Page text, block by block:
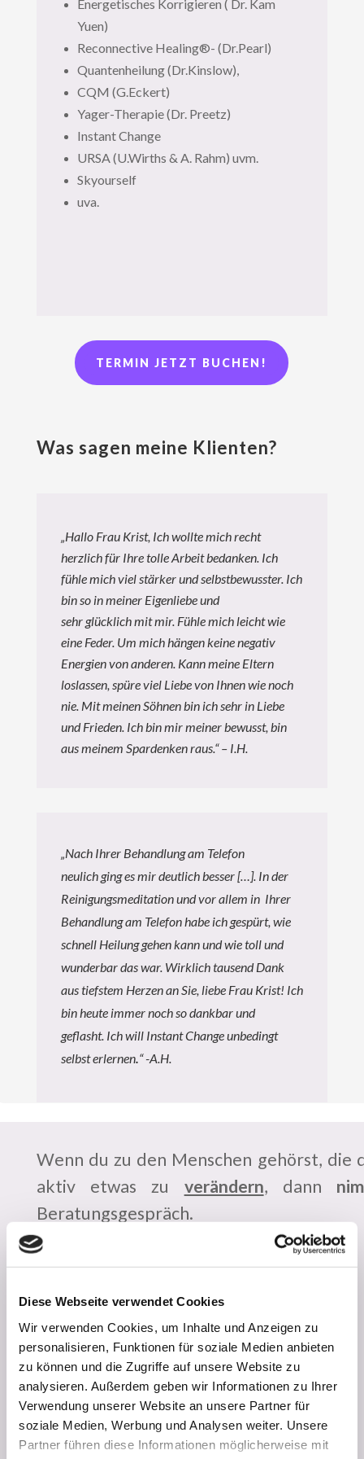
Diese Webseite verwendet Cookies
Wir verwenden Cookies, um Inhalte und Anzeigen zu
personalisieren, Funktionen für soziale Medien anbieten
zu können und die Zugriffe auf unsere Website zu
analysieren. Außerdem geben wir Informationen zu Ihrer
Verwendung unserer Website an unsere Partner für
soziale Medien, Werbung und Analysen weiter. Unsere
Partner führen diese Informationen möglicherweise mit
Energetisches Korrigieren ( Dr. Kam
Yuen)
Reconnective Healing®- (Dr.Pearl)
Quantenheilung (Dr.Kinslow),
CQM (G.Eckert)
Yager-Therapie (Dr. Preetz)
Instant Change
URSA (U.Wirths & A. Rahm) uvm.
Skyourself
uva.
TERMIN JETZT BUCHEN!
Was sagen meine Klienten?
„Hallo Frau Krist, Ich wollte mich recht
herzlich für Ihre tolle Arbeit bedanken. Ich
fühle mich viel stärker und selbstbewusster. Ich
bin so in meiner Eigenliebe und
sehr glücklich mit mir. Fühle mich leicht wie
eine Feder. Um mich hängen keine negativ
Energien von anderen. Kann meine Eltern
loslassen, spüre viel Liebe von Ihnen wie noch
nie. Mit meinen Söhnen bin ich sehr in Liebe
und Frieden. Ich bin mir meiner bewusst, bin
aus meinem Spardenken raus.“ – I.H.
„Nach Ihrer Behandlung am Telefon
neulich ging es mir deutlich besser […]. In der
Reinigungsmeditation und vor allem in Ihrer
Behandlung am Telefon habe ich gespürt, wie
schnell Heilung gehen kann und wie toll und
wunderbar das war. Wirklich tausend Dank
aus tiefstem Herzen an Sie, liebe Frau Krist! Ich
bin heute immer noch so dankbar und
geflasht. Ich will Instant Change unbedingt
selbst erlernen.“ -A.H.
Wenn du zu den Menschen gehörst,
aktiv etwas zu verändern, dann
Beratungsgespräch.
TERMIN JETZT BUCHEN!